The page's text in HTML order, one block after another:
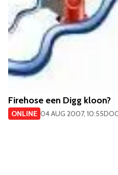
Firehose een Digg kloon?
ONLINE 04 AUG 2007, 10:55